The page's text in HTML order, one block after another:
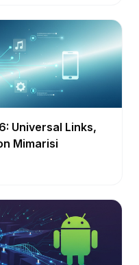
Universal Links,
Mimarisi